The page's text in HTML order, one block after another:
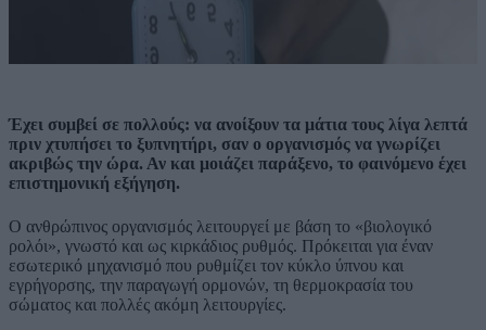
Έχει συμβεί σε πολλούς: να ανοίξουν τα μάτια τους λίγα λεπτά
πριν χτυπήσει το ξυπνητήρι, σαν ο οργανισμός να γνωρίζει
ακριβώς την ώρα. Αν και μοιάζει παράξενο, το φαινόμενο έχει
επιστημονική εξήγηση.
Ο ανθρώπινος οργανισμός λειτουργεί με βάση το «βιολογικό
ρολόι», γνωστό και ως κιρκάδιος ρυθμός. Πρόκειται για έναν
εσωτερικό μηχανισμό που ρυθμίζει τον κύκλο ύπνου και
εγρήγορσης, την παραγωγή ορμονών, τη θερμοκρασία του
σώματος και πολλές ακόμη λειτουργίες.